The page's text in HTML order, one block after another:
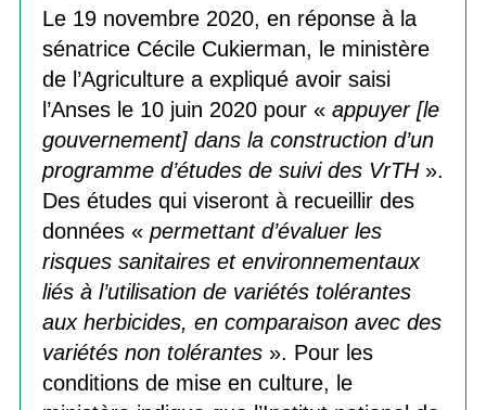
Le 19 novembre 2020, en réponse à la
sénatrice Cécile Cukierman, le ministère
de l’Agriculture a expliqué avoir saisi
l’Anses le 10 juin 2020 pour « appuyer [le
gouvernement] dans la construction d’un
programme d’études de suivi des VrTH».
Des études qui viseront à recueillir des
données « permettant d’évaluer les
risques sanitaires et environnementaux
liés à l’utilisation de variétés tolérantes
aux herbicides, en comparaison avec des
variétés non tolérantes». Pour les
conditions de mise en culture, le